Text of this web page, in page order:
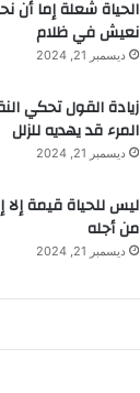
الحياة شعلة إما أن
نعيش في ظلام
ديسمبر 21, 2024
زيادة القول تحكي
المرء قد يهديه للزلل
ديسمبر 21, 2024
ليس للحياة قيمة إلا
من أجله
ديسمبر 21, 2024